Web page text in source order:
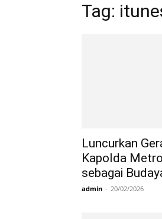
Tag:
Luncurkan
Kapolda
sebagai
admin - 20/02/2026